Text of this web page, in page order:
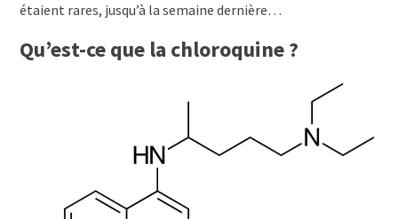
étaient rares, jusqu’à la semaine dernière…
Qu’est-ce que la chloroquine ?